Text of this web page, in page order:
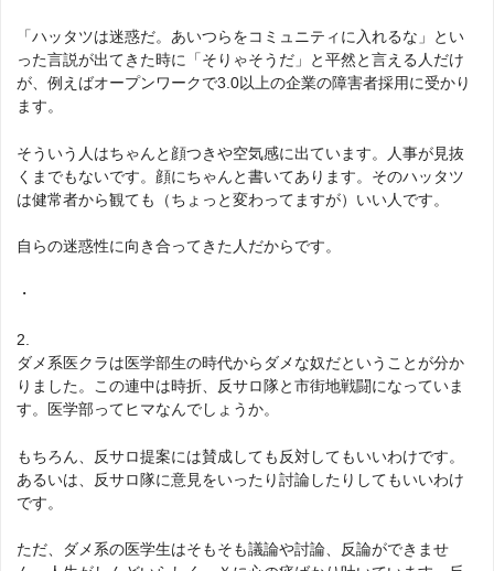
「ハッタツは迷惑だ。あいつらをコミュニティに入れるな」とい
った言説が出てきた時に「そりゃそうだ」と平然と言える人だけ
が、例えばオープンワークで3.0以上の企業の障害者採用に受かり
ます。
そういう人はちゃんと顔つきや空気感に出ています。人事が見抜
くまでもないです。顔にちゃんと書いてあります。そのハッタツ
は健常者から観ても（ちょっと変わってますが）いい人です。
自らの迷惑性に向き合ってきた人だからです。
・
2.
ダメ系医クラは医学部生の時代からダメな奴だということが分か
りました。この連中は時折、反サロ隊と市街地戦闘になっていま
す。医学部ってヒマなんでしょうか。
もちろん、反サロ提案には賛成しても反対してもいいわけです。
あるいは、反サロ隊に意見をいったり討論したりしてもいいわけ
です。
ただ、ダメ系の医学生はそもそも議論や討論、反論ができませ